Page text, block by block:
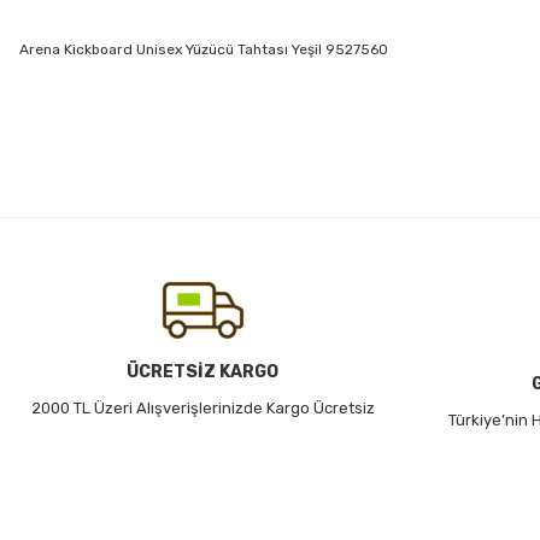
Arena Kickboard Unisex Yüzücü Tahtası Yeşil 9527560
Ürün bilgilerinde hatalar bulunuyor.
Ürün fiyatı diğer sitelerden daha pahalı.
Bu ürüne benzer farklı alternatifler olmalı.
ÜCRETSİZ KARGO
2000 TL Üzeri Alışverişlerinizde Kargo Ücretsiz
Türkiye’nin